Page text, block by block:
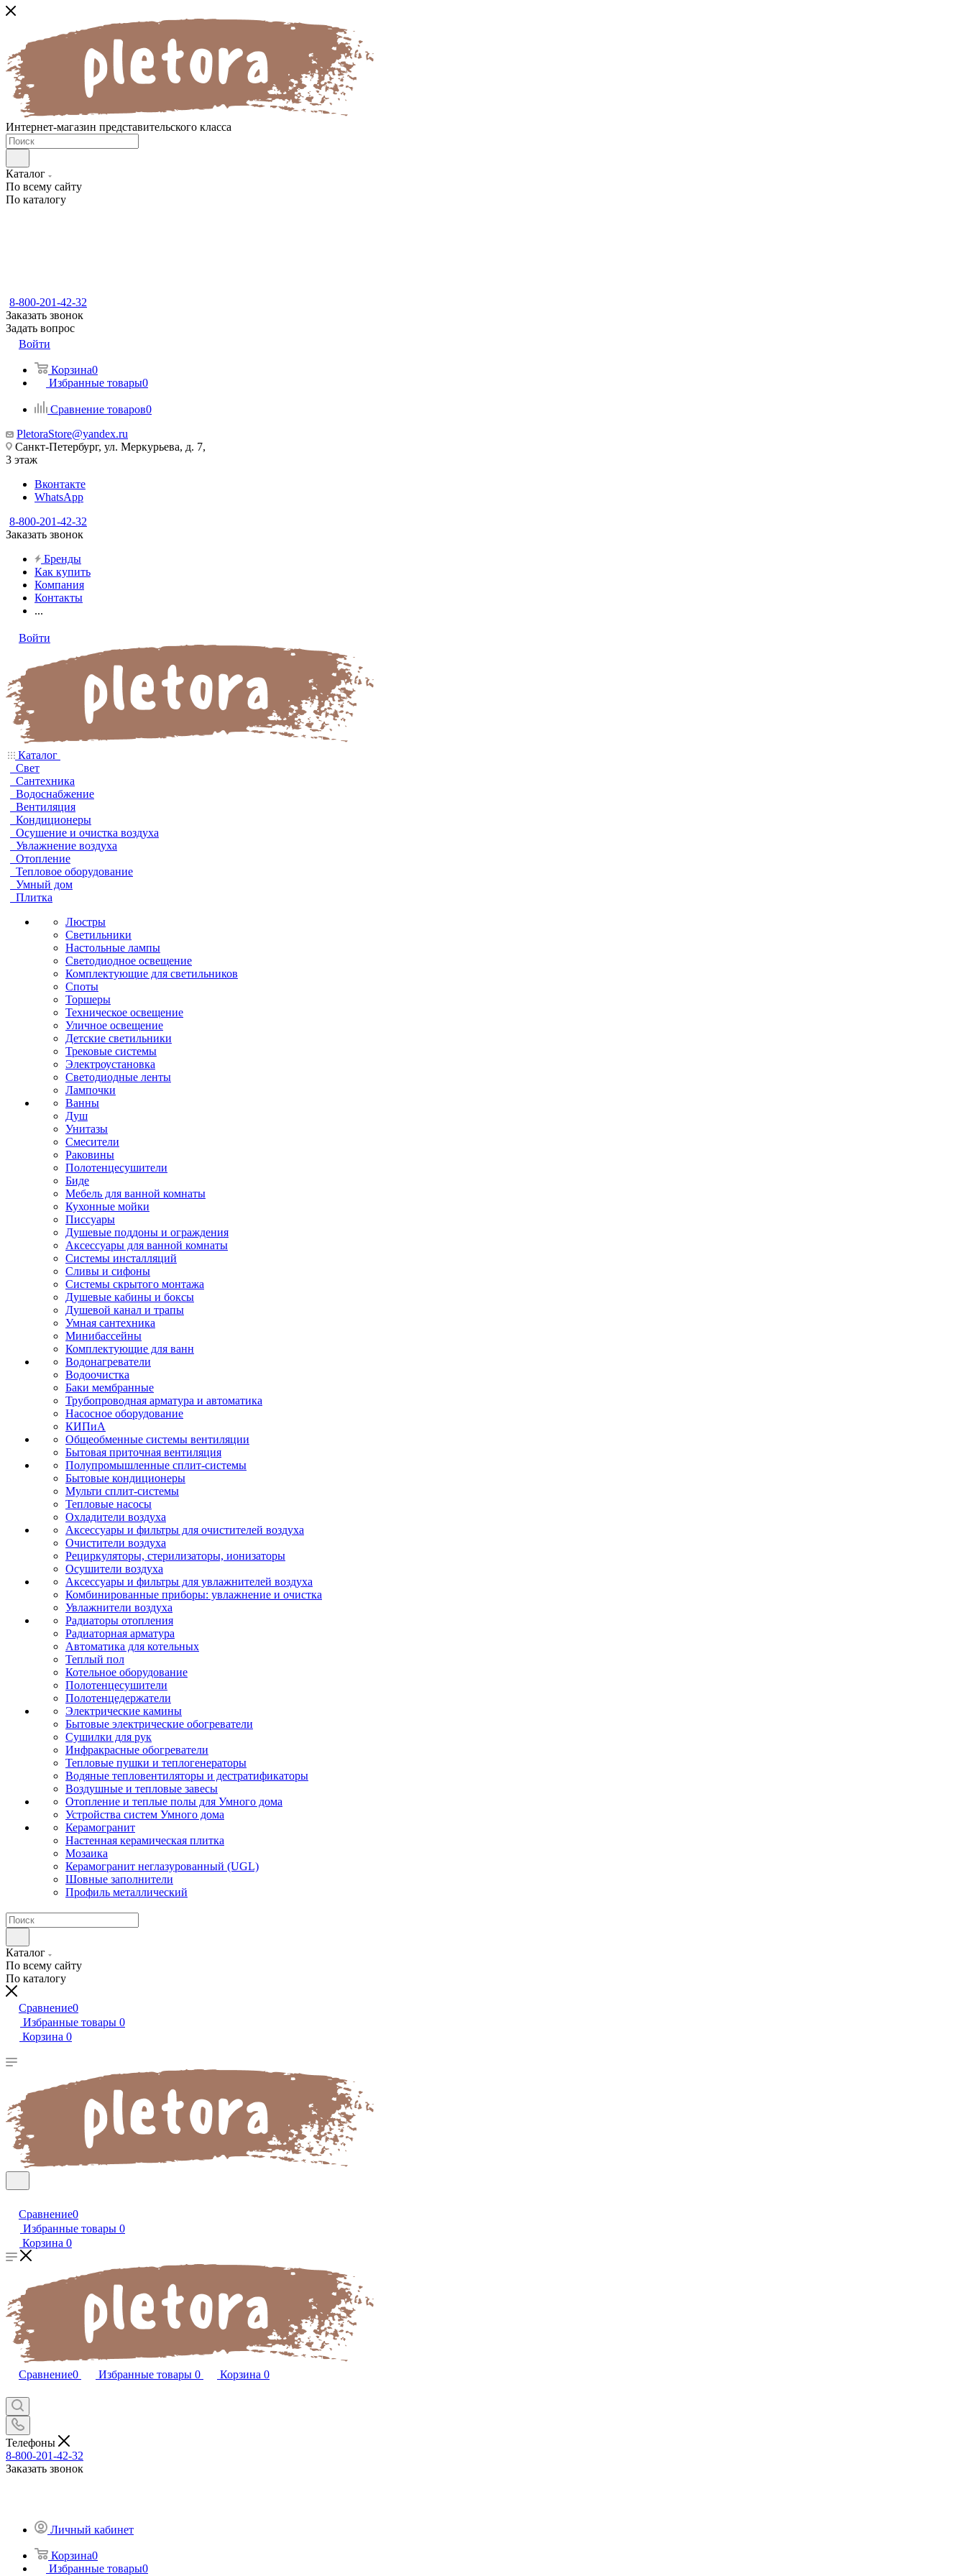
Интернет-магазин представительского класса
Каталог
По всему сайту
По каталогу
8-800-201-42-32
Заказать звонок
Задать вопрос
Войти
Корзина0
Избранные товары0
Сравнение товаров0
PletoraStore@yandex.ru
Санкт-Петербург, ул. Меркурьева, д. 7,
3 этаж
Вконтакте
WhatsApp
8-800-201-42-32
Заказать звонок
Бренды
Как купить
Компания
Контакты
...
Войти
Каталог
Свет
Сантехника
Водоснабжение
Вентиляция
Кондиционеры
Осушение и очистка воздуха
Увлажнение воздуха
Отопление
Тепловое оборудование
Умный дом
Плитка
Люстры
Светильники
Настольные лампы
Светодиодное освещение
Комплектующие для светильников
Споты
Торшеры
Техническое освещение
Уличное освещение
Детские светильники
Трековые системы
Электроустановка
Светодиодные ленты
Лампочки
Ванны
Душ
Унитазы
Смесители
Раковины
Полотенцесушители
Биде
Мебель для ванной комнаты
Кухонные мойки
Писсуары
Душевые поддоны и ограждения
Аксессуары для ванной комнаты
Системы инсталляций
Сливы и сифоны
Системы скрытого монтажа
Душевые кабины и боксы
Душевой канал и трапы
Умная сантехника
Минибассейны
Комплектующие для ванн
Водонагреватели
Водоочистка
Баки мембранные
Трубопроводная арматура и автоматика
Насосное оборудование
КИПиА
Общеобменные системы вентиляции
Бытовая приточная вентиляция
Полупромышленные сплит-системы
Бытовые кондиционеры
Мульти сплит-системы
Тепловые насосы
Охладители воздуха
Аксессуары и фильтры для очистителей воздуха
Очистители воздуха
Рециркуляторы, стерилизаторы, ионизаторы
Осушители воздуха
Аксессуары и фильтры для увлажнителей воздуха
Комбинированные приборы: увлажнение и очистка
Увлажнители воздуха
Радиаторы отопления
Радиаторная арматура
Автоматика для котельных
Теплый пол
Котельное оборудование
Полотенцесушители
Полотенцедержатели
Электрические камины
Бытовые электрические обогреватели
Сушилки для рук
Инфракрасные обогреватели
Тепловые пушки и теплогенераторы
Водяные тепловентиляторы и дестратификаторы
Воздушные и тепловые завесы
Отопление и теплые полы для Умного дома
Устройства систем Умного дома
Керамогранит
Настенная керамическая плитка
Мозаика
Керамогранит неглазурованный (UGL)
Шовные заполнители
Профиль металлический
Каталог
По всему сайту
По каталогу
Сравнение0
Избранные товары 0
Корзина 0
Сравнение0
Избранные товары 0
Корзина 0
Сравнение0 Избранные товары 0 Корзина 0
Телефоны
8-800-201-42-32
Заказать звонок
Личный кабинет
Корзина0
Избранные товары0